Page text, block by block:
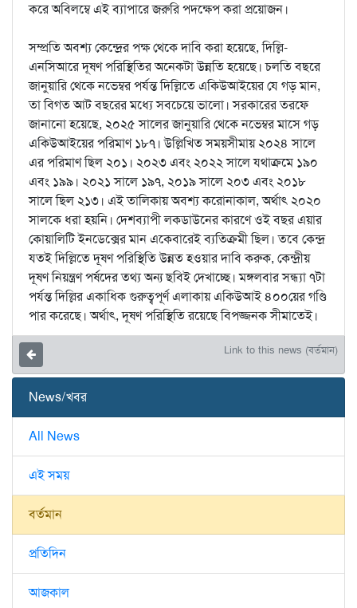
করে অবিলম্বে এই ব্যাপারে জরুরি পদক্ষেপ করা প্রয়োজন।
সম্প্রতি অবশ্য কেন্দ্রের পক্ষ থেকে দাবি করা হয়েছে, দিল্লি-
এনসিআরে দূষণ পরিস্থিতির অনেকটা উন্নতি হয়েছে। চলতি বছরে
জানুয়ারি থেকে নভেম্বর পর্যন্ত দিল্লিতে একিউআইয়ের যে গড় মান,
তা বিগত আট বছরের মধ্যে সবচেয়ে ভালো। সরকারের তরফে
জানানো হয়েছে, ২০২৫ সালের জানুয়ারি থেকে নভেম্বর মাসে গড়
একিউআইয়ের পরিমাণ ১৮৭। উল্লিখিত সময়সীমায় ২০২৪ সালে
এর পরিমাণ ছিল ২০১। ২০২৩ এবং ২০২২ সালে যথাক্রমে ১৯০
এবং ১৯৯। ২০২১ সালে ১৯৭, ২০১৯ সালে ২০৩ এবং ২০১৮
সালে ছিল ২১৩। এই তালিকায় অবশ্য করোনাকাল, অর্থাৎ ২০২০
সালকে ধরা হয়নি। দেশব্যাপী লকডাউনের কারণে ওই বছর এয়ার
কোয়ালিটি ইনডেক্সের মান একেবারেই ব্যতিক্রমী ছিল। তবে কেন্দ্র
যতই দিল্লিতে দূষণ পরিস্থিতি উন্নত হওয়ার দাবি করুক, কেন্দ্রীয়
দূষণ নিয়ন্ত্রণ পর্ষদের তথ্য অন্য ছবিই দেখাচ্ছে। মঙ্গলবার সন্ধ্যা ৭টা
পর্যন্ত দিল্লির একাধিক গুরুত্বপূর্ণ এলাকায় একিউআই ৪০০য়ের গণ্ডি
পার করেছে। অর্থাৎ, দূষণ পরিস্থিতি রয়েছে বিপজ্জনক সীমাতেই।
Link to this news (বর্তমান)
News/খবর
All News
এই সময়
বর্তমান
প্রতিদিন
আজকাল